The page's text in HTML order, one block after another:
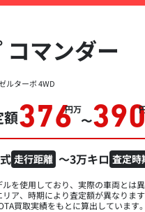
コマンダー
ルターボ 4WD
額376万円
〜
走行距離 ～3万キロ 査定時
を使用しており、実際の車両とは異
ア、時期により査定額が異なります
買取実績をもとに算出しています。